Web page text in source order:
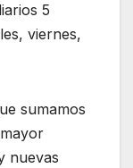
5
viernes,
sumamos
nuevas